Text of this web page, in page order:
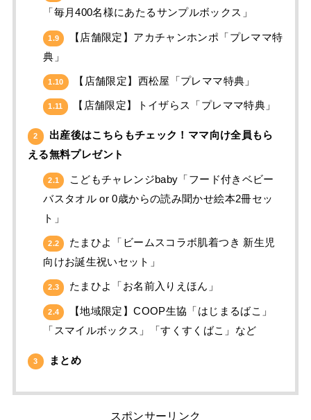
「毎月400名様にあたるサンプルボックス」
1.9
【店舗限定】アカチャンホンポ「プレママ特
典」
1.10 【店舗限定】西松屋「プレママ特典」
1.11 【店舗限定】トイザらス「プレママ特典」
2
出産後はこちらもチェック！ママ向け全員もら
える無料プレゼント
2.1
こどもチャレンジbaby「フード付きベビー
バスタオル or 0歳からの読み聞かせ絵本2冊セッ
ト」
2.2
たまひよ「ビームスコラボ肌着つき 新生児
向けお誕生祝いセット」
2.3 たまひよ「お名前入りえほん」
2.4
【地域限定】COOP生協「はじまるばこ」
「スマイルボックス」「すくすくばこ」など
3 まとめ
スポンサーリンク